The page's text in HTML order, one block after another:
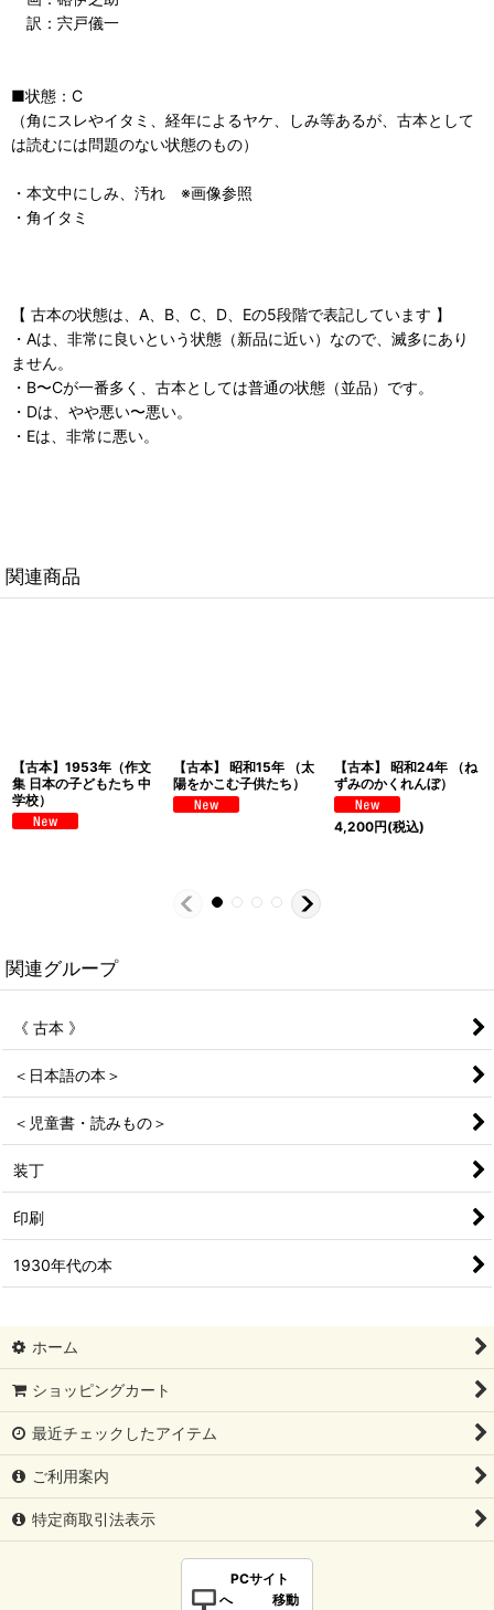
訳：宍戸儀一
■状態：C
（角にスレやイタミ、経年によるヤケ、しみ等あるが、古本として
は読むには問題のない状態のもの）
・本文中にしみ、汚れ ※画像参照
・角イタミ
【 古本の状態は、A、B、C、D、Eの5段階で表記しています 】
・Aは、非常に良いという状態（新品に近い）なので、滅多にあり
ません。
・B〜Cが一番多く、古本としては普通の状態（並品）です。
・Dは、やや悪い〜悪い。
・Eは、非常に悪い。
関連商品
【古本】1953年（作文
集 日本の子どもたち 中
学校）
【古本】 昭和15年 （太
陽をかこむ子供たち）
【古本】 昭和24年 （ね
ずみのかくれんぼ）
4,200円(税込)
関連グループ
《 古本 》
＜日本語の本＞
＜児童書・読みもの＞
装丁
印刷
1930年代の本
ホーム
ショッピングカート
最近チェックしたアイテム
ご利用案内
特定商取引法表示
PCサイト
へ 移動